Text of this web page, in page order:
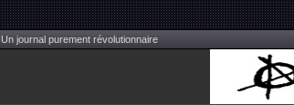
Un journal purement révolutionnaire